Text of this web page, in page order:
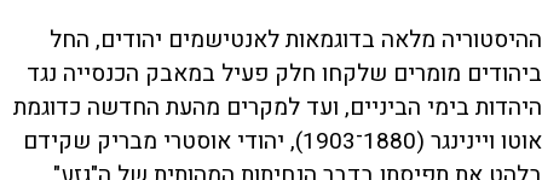
ההיסטוריה מלאה בדוגמאות לאנטישמים יהודים, החל
ביהודים מומרים שלקחו חלק פעיל במאבק הכנסייה נגד
היהדות בימי הביניים, ועד למקרים מהעת החדשה כדוגמת
אוטו ויינינגר (1880־1903), יהודי אוסטרי מבריק שקידם